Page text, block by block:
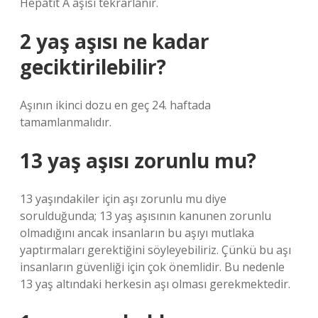
2 yaş aşısı ne kadar
geciktirilebilir?
Aşının ikinci dozu en geç 24. haftada
tamamlanmalıdır.
13 yaş aşısı zorunlu mu?
13 yaşındakiler için aşı zorunlu mu diye
sorulduğunda; 13 yaş aşısının kanunen zorunlu
olmadığını ancak insanların bu aşıyı mutlaka
yaptırmaları gerektiğini söyleyebiliriz. Çünkü bu aşı
insanların güvenliği için çok önemlidir. Bu nedenle
13 yaş altındaki herkesin aşı olması gerekmektedir.